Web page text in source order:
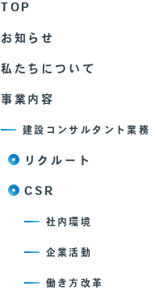
TOP
お知らせ
私たちについて
事業内容
建設コンサルタント業務
リクルート
CSR
社内環境
企業活動
働き方改革